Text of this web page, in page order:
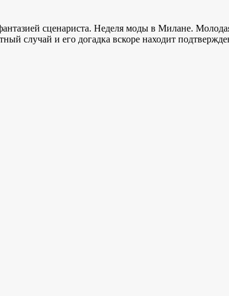
сценариста. Неделя моды в Милане.
случай и его догадка вскоре находит